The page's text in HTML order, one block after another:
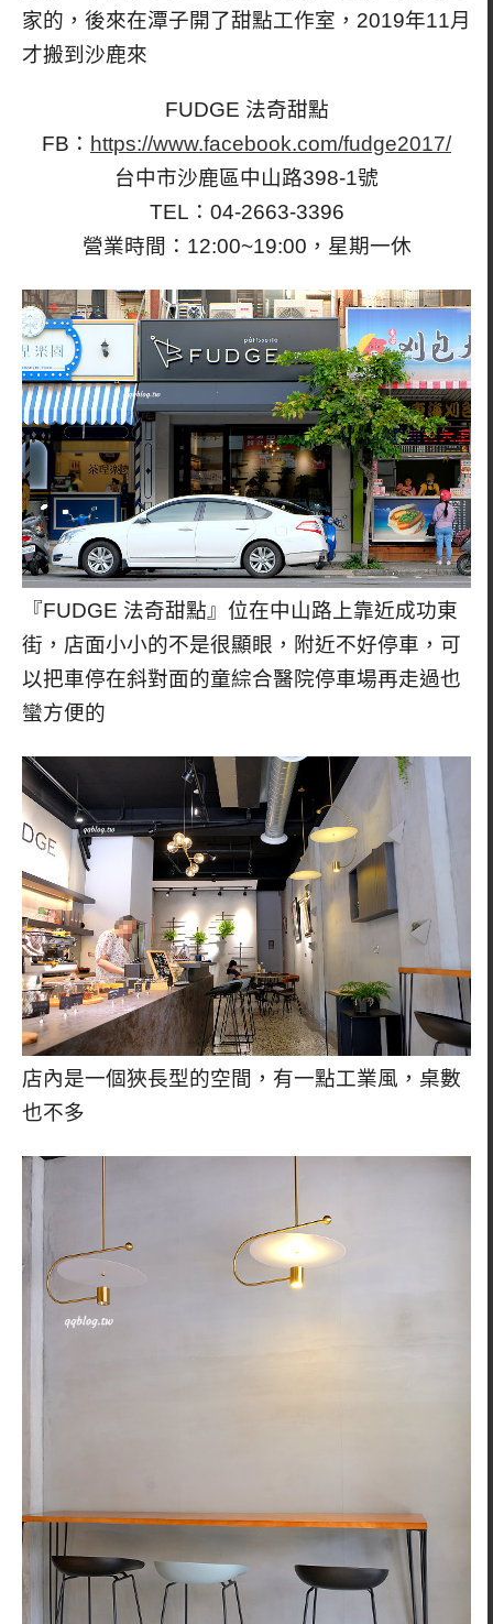
家的，後來在潭子開了甜點工作室，2019年11月
才搬到沙鹿來
FUDGE 法奇甜點
FB： https://www.facebook.com/fudge2017/
台中市沙鹿區中山路398-1號
TEL：04-2663-3396
營業時間：12:00~19:00，星期一休
『FUDGE 法奇甜點』位在中山路上靠近成功東
街，店面小小的不是很顯眼，附近不好停車，可
以把車停在斜對面的童綜合醫院停車場再走過也
蠻方便的
店內是一個狹長型的空間，有一點工業風，桌數
也不多